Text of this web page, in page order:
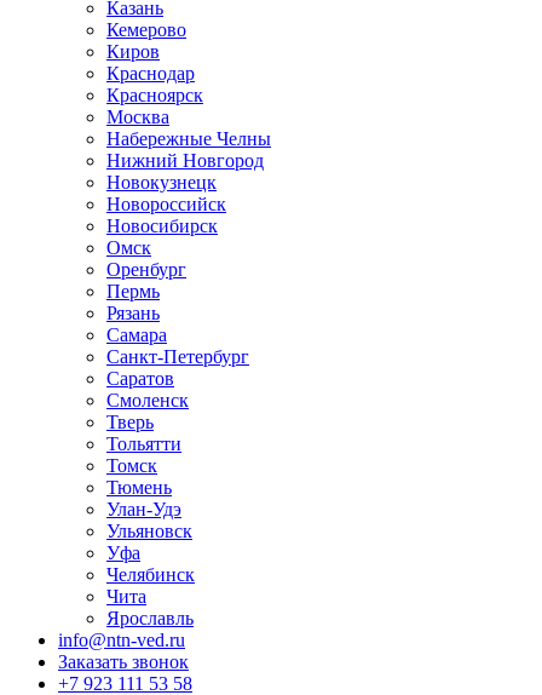
Казань
Кемерово
Киров
Краснодар
Красноярск
Москва
Набережные Челны
Нижний Новгород
Новокузнецк
Новороссийск
Новосибирск
Омск
Оренбург
Пермь
Рязань
Самара
Санкт-Петербург
Саратов
Смоленск
Тверь
Тольятти
Томск
Тюмень
Улан-Удэ
Ульяновск
Уфа
Челябинск
Чита
Ярославль
info@ntn-ved.ru
Заказать звонок
+7 923 111 53 58